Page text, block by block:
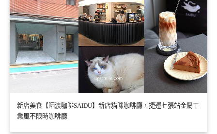
新店美食【晒渡咖啡SAIDU】新店貓咪咖啡廳，捷運七張站金屬工
業風不限時咖啡廳